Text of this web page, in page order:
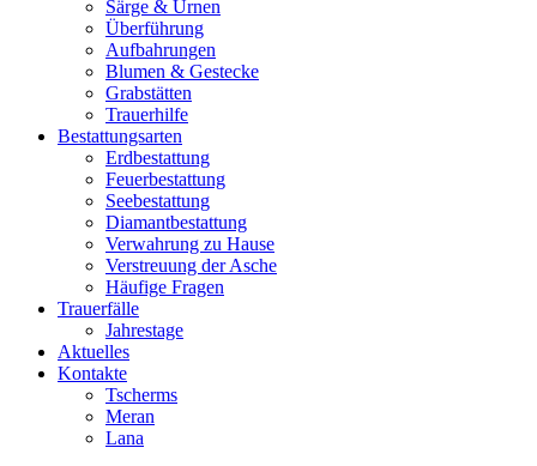
Särge & Urnen
Überführung
Aufbahrungen
Blumen & Gestecke
Grabstätten
Trauerhilfe
Bestattungsarten
Erdbestattung
Feuerbestattung
Seebestattung
Diamantbestattung
Verwahrung zu Hause
Verstreuung der Asche
Häufige Fragen
Trauerfälle
Jahrestage
Aktuelles
Kontakte
Tscherms
Meran
Lana